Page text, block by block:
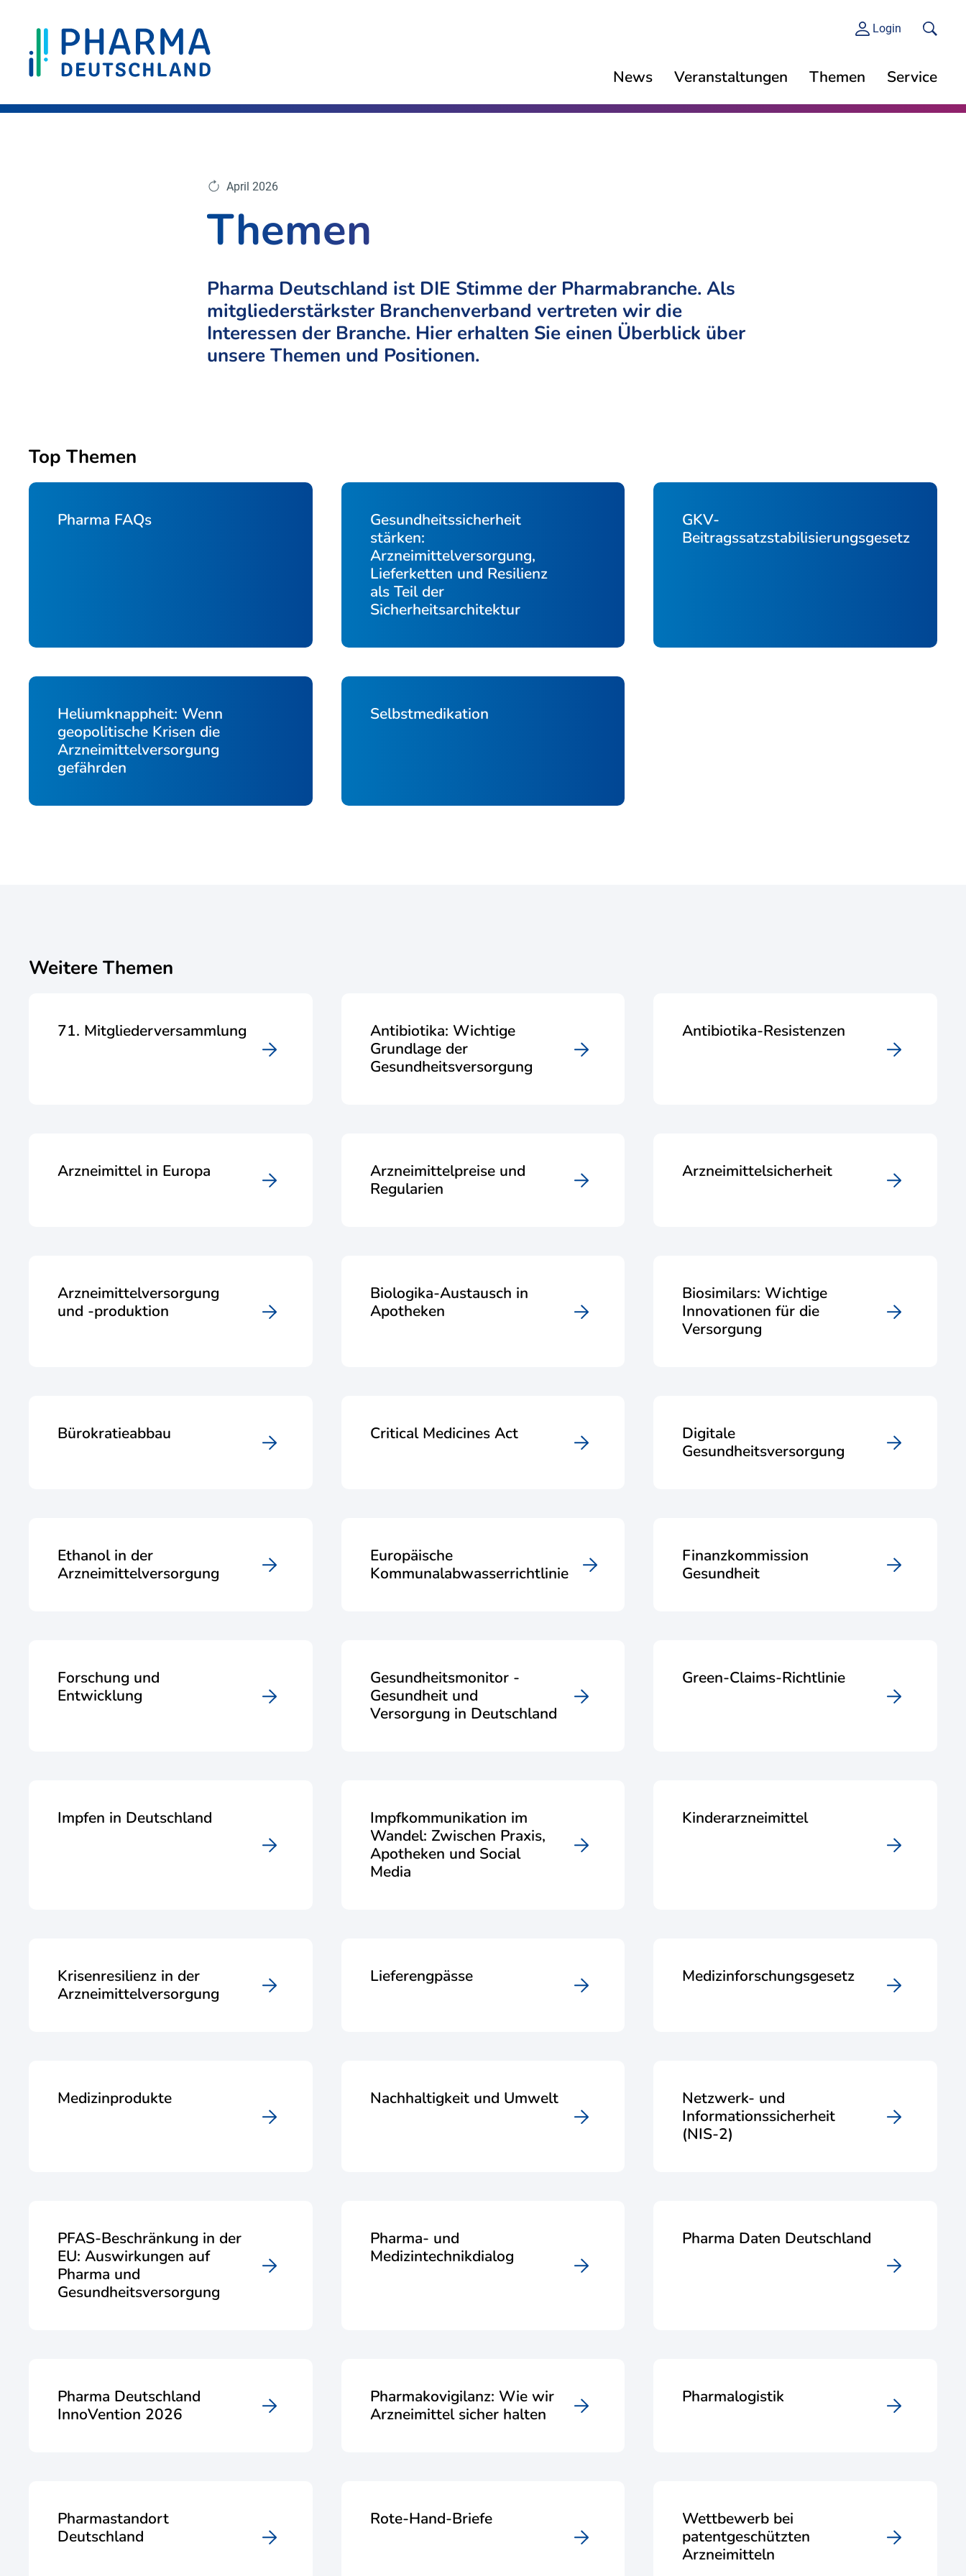
Login
News Veranstaltungen Themen Service
April 2026
Themen
Pharma Deutschland ist DIE Stimme der Pharmabranche. Als
mitgliederstärkster Branchenverband vertreten wir die
Interessen der Branche. Hier erhalten Sie einen Überblick über
unsere Themen und Positionen.
Top Themen
Pharma FAQs
Gesundheitssicherheit
stärken:
Arzneimittelversorgung,
Lieferketten und Resilienz
als Teil der
Sicherheitsarchitektur
GKV-
Beitragssatzstabilisierungsgesetz
Heliumknappheit: Wenn
geopolitische Krisen die
Arzneimittelversorgung
gefährden
Selbstmedikation
Weitere Themen
71. Mitgliederversammlung
Antibiotika: Wichtige
Grundlage der
Gesundheitsversorgung
Antibiotika-Resistenzen
Arzneimittel in Europa
Arzneimittelpreise und
Regularien
Arzneimittelsicherheit
Arzneimittelversorgung
und -produktion
Biologika-Austausch in
Apotheken
Biosimilars: Wichtige
Innovationen für die
Versorgung
Bürokratieabbau Critical Medicines Act
Digitale
Gesundheitsversorgung
Ethanol in der
Arzneimittelversorgung
Europäische
Kommunalabwasserrichtlinie
Finanzkommission
Gesundheit
Forschung und
Entwicklung
Gesundheitsmonitor -
Gesundheit und
Versorgung in Deutschland
Green-Claims-Richtlinie
Impfen in Deutschland
Impfkommunikation im
Wandel: Zwischen Praxis,
Apotheken und Social
Media
Kinderarzneimittel
Krisenresilienz in der
Arzneimittelversorgung
Lieferengpässe Medizinforschungsgesetz
Medizinprodukte Nachhaltigkeit und Umwelt
Netzwerk- und
Informationssicherheit
(NIS-2)
PFAS-Beschränkung in der
EU: Auswirkungen auf
Pharma und
Gesundheitsversorgung
Pharma- und
Medizintechnikdialog
Pharma Daten Deutschland
Pharma Deutschland
InnoVention 2026
Pharmakovigilanz: Wie wir
Arzneimittel sicher halten
Pharmalogistik
Pharmastandort
Deutschland
Rote-Hand-Briefe
Wettbewerb bei
patentgeschützten
Arzneimitteln